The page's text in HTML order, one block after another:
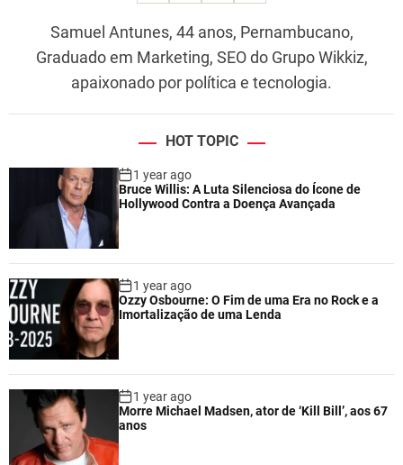
Samuel Antunes, 44 anos, Pernambucano,
Graduado em Marketing, SEO do Grupo Wikkiz,
apaixonado por política e tecnologia.
HOT TOPIC
1 year ago
Bruce Willis: A Luta Silenciosa do Ícone de
Hollywood Contra a Doença Avançada
1 year ago
Ozzy Osbourne: O Fim de uma Era no Rock e a
Imortalização de uma Lenda
1 year ago
Morre Michael Madsen, ator de ‘Kill Bill’, aos 67
anos